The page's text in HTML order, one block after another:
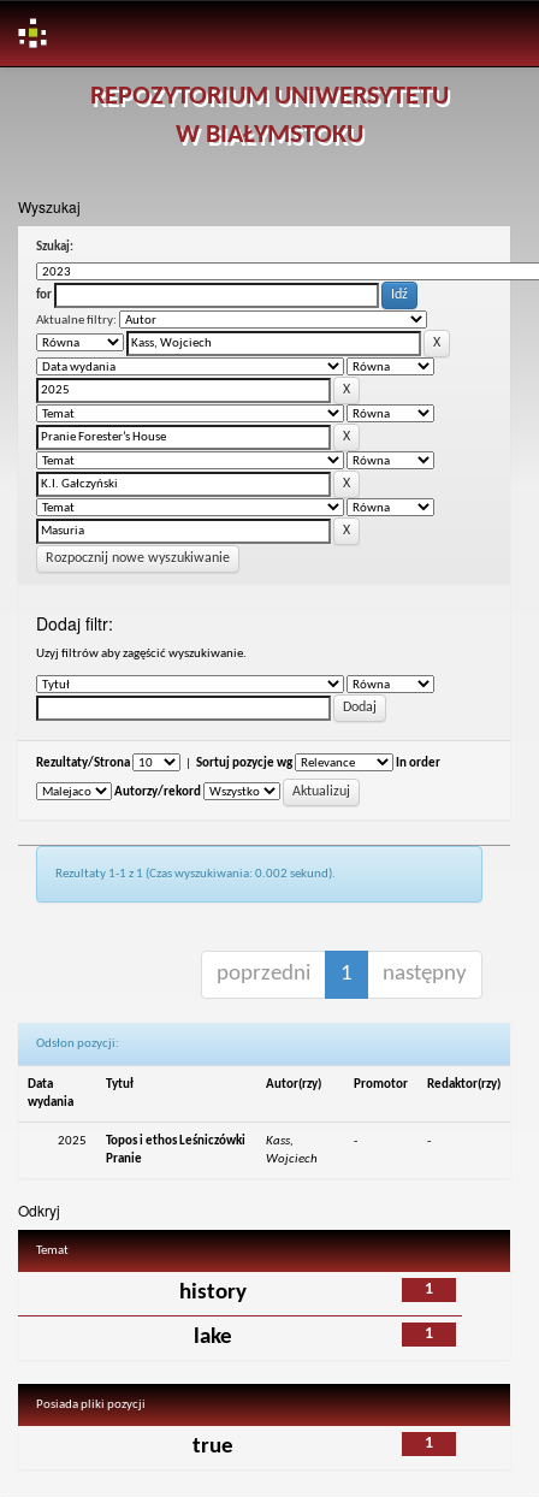
REPOZYTORIUM UNIWERSYTETU
W BIAŁYMSTOKU
Wyszukaj
Szukaj:
for
Aktualne filtry:
Rozpocznij nowe wyszukiwanie
Dodaj filtr:
Uzyj filtrów aby zagęścić wyszukiwanie.
Rezultaty/Strona Sortuj pozycje wg In order
Autorzy/rekord
Rezultaty 1-1 z 1 (Czas wyszukiwania: 0.002 sekund).
poprzedni 1 następny
Odsłon pozycji:
Data
wydania
Tytuł Autor(rzy) Promotor Redaktor(rzy)
2025
Topos i ethos Leśniczówki
Pranie
Kass,
Wojciech
- -
Odkryj
Temat
1
history
1
lake
Posiada pliki pozycji
1
true